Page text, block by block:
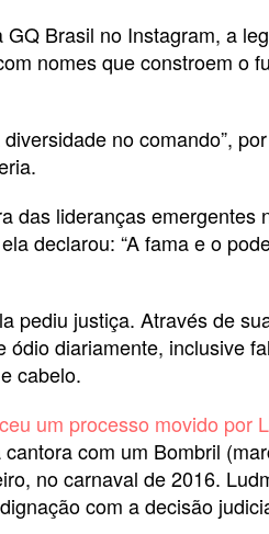
Brasil no Instagram, a
nomes que constroem o
no comando”,
das lideranças emergentes
declarou: “A fama e o
pediu justiça. Através de
ódio diariamente, inclusive
cabelo.
um processo movido por
com um Bombril
no carnaval de 2016.
com a decisão